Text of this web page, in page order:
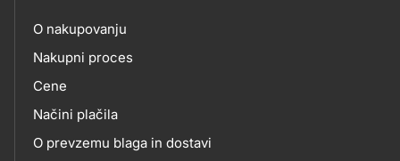
eshop
O nakupovanju
Nakupni proces
Cene
Načini plačila
O prevzemu blaga in dostavi